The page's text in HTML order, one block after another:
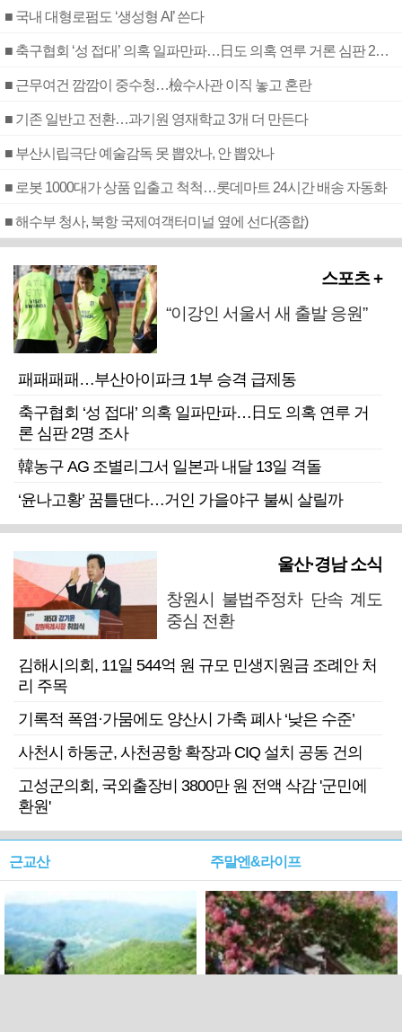
■ 국내 대형로펌도 ‘생성형 AI’ 쓴다
■ 축구협회 ‘성 접대’ 의혹 일파만파…日도 의혹 연루 거론 심판 2명 조사
■ 근무여건 깜깜이 중수청…檢수사관 이직 놓고 혼란
■ 기존 일반고 전환…과기원 영재학교 3개 더 만든다
■ 부산시립극단 예술감독 못 뽑았나, 안 뽑았나
■ 로봇 1000대가 상품 입출고 척척…롯데마트 24시간 배송 자동화
■ 해수부 청사, 북항 국제여객터미널 옆에 선다(종합)
스포츠 +
“이강인 서울서 새 출발 응원”
패패패패…부산아이파크 1부 승격 급제동
축구협회 ‘성 접대’ 의혹 일파만파…日도 의혹 연루 거
론 심판 2명 조사
韓농구 AG 조별리그서 일본과 내달 13일 격돌
‘윤나고황’ 꿈틀댄다…거인 가을야구 불씨 살릴까
울산·경남 소식
창원시 불법주정차 단속 계도
중심 전환
김해시의회, 11일 544억 원 규모 민생지원금 조례안 처
리 주목
기록적 폭염·가뭄에도 양산시 가축 폐사 ‘낮은 수준’
사천시 하동군, 사천공항 확장과 CIQ 설치 공동 건의
고성군의회, 국외출장비 3800만 원 전액 삭감 '군민에
환원'
근교산 주말엔&라이프